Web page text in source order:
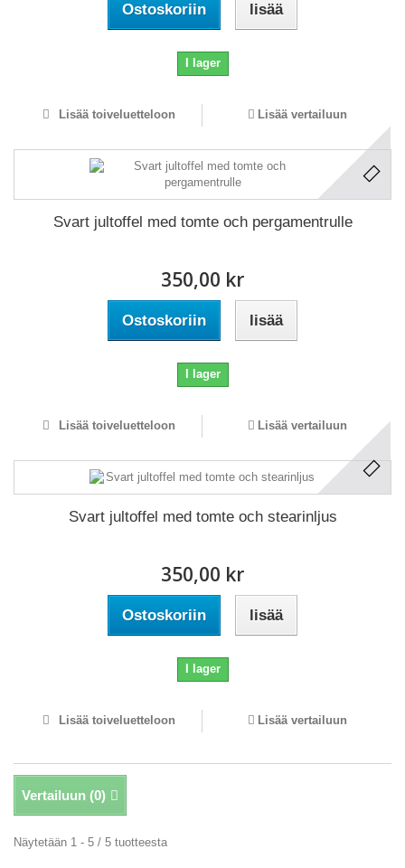
Ostoskoriin lisää
I lager
Lisää toiveluetteloon Lisää vertailuun
Svart jultoffel med tomte och pergamentrulle
350,00 kr
Ostoskoriin lisää
I lager
Lisää toiveluetteloon Lisää vertailuun
Svart jultoffel med tomte och stearinljus
350,00 kr
Ostoskoriin lisää
I lager
Lisää toiveluetteloon Lisää vertailuun
Vertailuun (0)
Näytetään 1 - 5 / 5 tuotteesta